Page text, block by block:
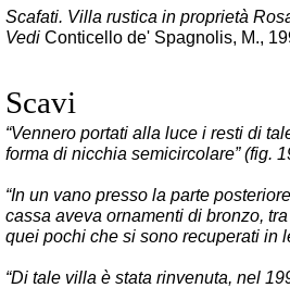
Scafati. Villa rustica in proprietà
Vedi Conticello de' Spagnolis, M.,
Scavi
“Vennero portati alla luce i resti di
forma di nicchia semicircolare” (fig.
“In un vano presso la parte
cassa aveva ornamenti di bronzo,
quei pochi che si sono recuperati in
“Di tale villa è stata rinvenuta, nel